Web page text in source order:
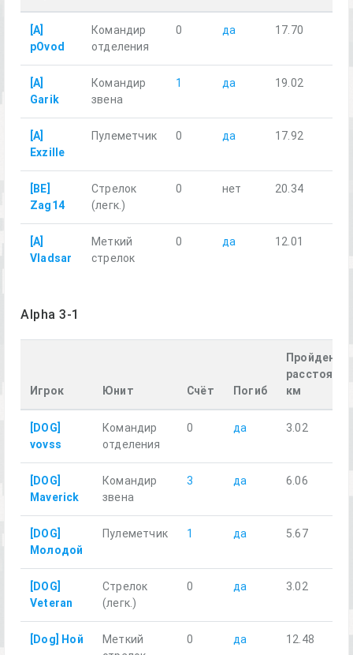
[A]
pOvod
Командир
отделения
0 да 17.70
[A]
Garik
Командир
звена
1 да 19.02
[A]
Exzille
Пулеметчик 0 да 17.92
[BE]
Zag14
Стрелок
(легк.)
0 нет 20.34
[A]
Vladsar
Меткий
стрелок
0 да 12.01
Alpha 3-1
Игрок Юнит Счёт Погиб
км
[DOG]
vovss
Командир
отделения
0 да 3.02
[DOG]
Maverick
Командир
звена
3 да 6.06
[DOG]
Молодой
Пулеметчик 1 да 5.67
[DOG]
Veteran
Стрелок
(легк.)
0 да 3.02
[Dog] Ной
Меткий
0 да 12.48